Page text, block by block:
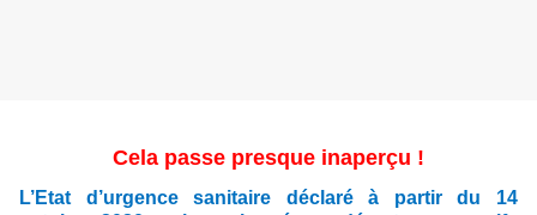
Cela passe presque inaperçu !
L’Etat d’urgence sanitaire déclaré à partir du 14